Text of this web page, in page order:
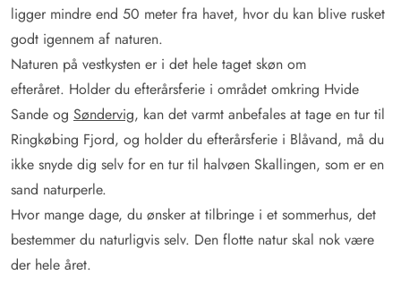
ligger mindre end 50 meter fra havet, hvor du kan blive rusket
godt igennem af naturen.
Naturen på vestkysten er i det hele taget skøn om
efteråret. Holder du efterårsferie i området omkring Hvide
Sande og Søndervig, kan det varmt anbefales at tage en tur til
Ringkøbing Fjord, og holder du efterårsferie i Blåvand, må du
ikke snyde dig selv for en tur til halvøen Skallingen, som er en
sand naturperle.
Hvor mange dage, du ønsker at tilbringe i et sommerhus, det
bestemmer du naturligvis selv. Den flotte natur skal nok være
der hele året.